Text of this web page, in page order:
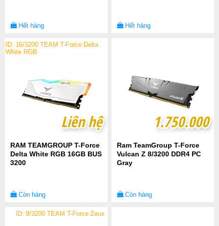
Hết hàng Hết hàng
ID: 16/3200 TEAM T-Force Delta
White RGB
Liên hệ
Liên hệ
RAM TEAMGROUP T-Force
Delta White RGB 16GB BUS
3200
Còn hàng
1.750.000
1.750.000
Ram TeamGroup T-Force
Vulcan Z 8/3200 DDR4 PC
Gray
Còn hàng
ID: 8/3200 TEAM T-Force Zeus